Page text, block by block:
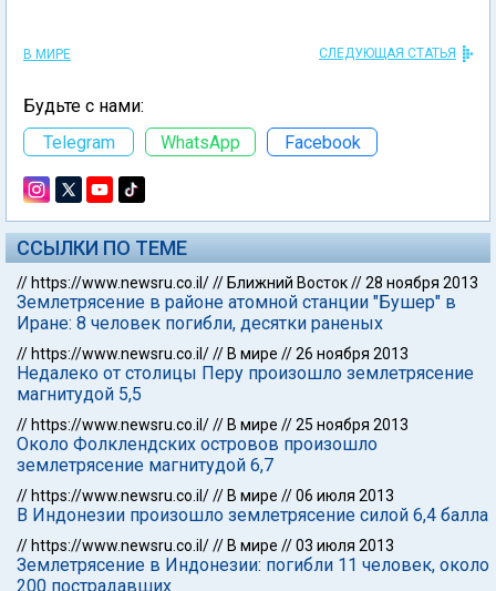
В МИРЕ СЛЕДУЮЩАЯ СТАТЬЯ
Будьте с нами:
Telegram
WhatsApp Facebook
ССЫЛКИ ПО ТЕМЕ
// https://www.newsru.co.il/// Ближний Восток//28 ноября 2013
Землетрясение в районе атомной станции "Бушер" в
Иране: 8 человек погибли, десятки раненых
// https://www.newsru.co.il/// В мире //26 ноября 2013
Недалеко от столицы Перу произошло землетрясение
магнитудой 5,5
// https://www.newsru.co.il/// В мире //25 ноября 2013
Около Фолклендских островов произошло
землетрясение магнитудой 6,7
// https://www.newsru.co.il/// В мире //06 июля 2013
В Индонезии произошло землетрясение силой 6,4 балла
// https://www.newsru.co.il/// В мире //03 июля 2013
Землетрясение в Индонезии: погибли 11 человек, около
200 пострадавших